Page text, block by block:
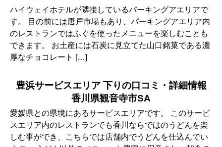
ハイウェイホテルが隣接しているパーキングアエリアで
す。 目の前には唐戸市場もあり、パーキングアエリア内
のレストランではふぐを使ったメニューを楽しむことも
できます。 お土産には石炭に見立てた山口銘菓である濃
厚なチョコレート […]
豊浜サービスエリア 下りの口コミ・詳細情報
香川県観音寺市SA
愛媛県との県境にあるサービスエリアです。 このサービ
スエリア内のレストランでも香川ならではのうどんを楽
しむ事ができ、こちらでは店舗内でうどんを仕込んでい